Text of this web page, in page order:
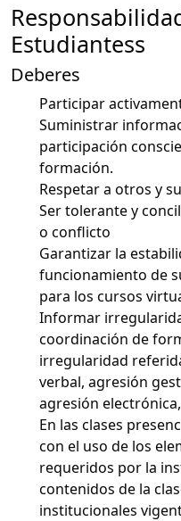
Estudiantess
Deberes
Participar
Suministrar
participación
formación.
Respetar a otros y
Ser tolerante y
o conflicto
Garantizar la
funcionamiento de
para los cursos
Informar
coordinación de
irregularidad
verbal, agresión
agresión
En las clases
con el uso de los
requeridos por la
contenidos de la
institucionales